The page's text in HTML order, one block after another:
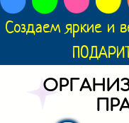
Создаем яркие и